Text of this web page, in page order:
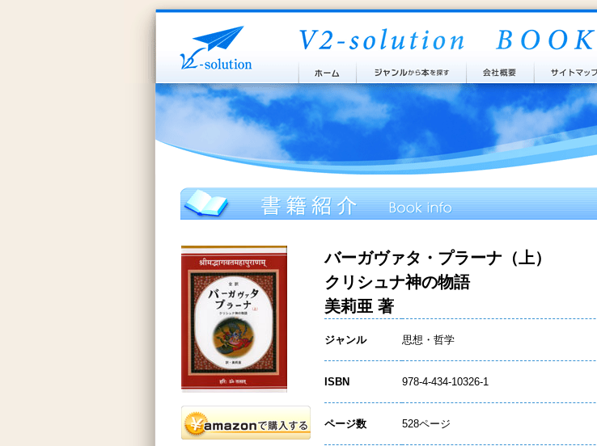
バーガヴァタ・プラーナ（上）
クリシュナ神の物語
美莉亜 著
ジャンル 思想・哲学
ISBN 978-4-434-10326-1
ページ数 528ページ